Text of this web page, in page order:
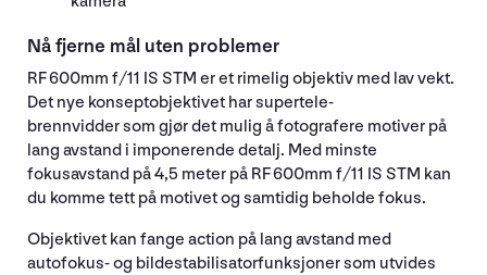
Nå fjerne mål uten problemer
RF 600mm f/11 IS STM er et rimelig objektiv med lav vekt.
Det nye konseptobjektivet har supertele-
brennvidder som gjør det mulig å fotografere motiver på
lang avstand i imponerende detalj. Med minste
fokusavstand på 4,5 meter på RF 600mm f/11 IS STM kan
du komme tett på motivet og samtidig beholde fokus.
Objektivet kan fange action på lang avstand med
autofokus- og bildestabilisatorfunksjoner som utvides